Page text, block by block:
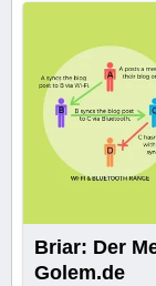
Briar: Der
Golem.de